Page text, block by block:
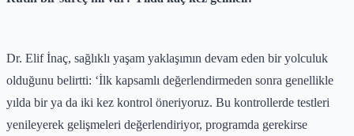
Dr. Elif İnaç, sağlıklı yaşam yaklaşımın devam eden bir yolculuk
olduğunu belirtti: ‘İlk kapsamlı değerlendirmeden sonra genellikle
yılda bir ya da iki kez kontrol öneriyoruz. Bu kontrollerde testleri
yenileyerek gelişmeleri değerlendiriyor, programda gerekirse